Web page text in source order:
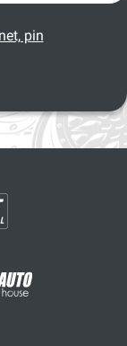
pin